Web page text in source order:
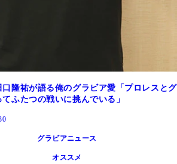
口隆祐が語る俺のグラビア愛「プロレスとグ
ふたつの戦いに挑んでいる」
グラビアニュース
オススメ